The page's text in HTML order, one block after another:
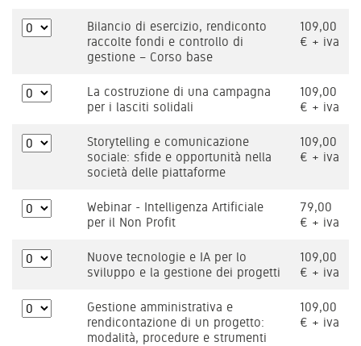
Bilancio di esercizio, rendiconto
raccolte fondi e controllo di
gestione – Corso base
109,00
€ + iva
La costruzione di una campagna
per i lasciti solidali
109,00
€ + iva
Storytelling e comunicazione
sociale: sfide e opportunità nella
società delle piattaforme
109,00
€ + iva
Webinar - Intelligenza Artificiale
per il Non Profit
79,00
€ + iva
Nuove tecnologie e IA per lo
sviluppo e la gestione dei progetti
109,00
€ + iva
Gestione amministrativa e
rendicontazione di un progetto:
modalità, procedure e strumenti
109,00
€ + iva